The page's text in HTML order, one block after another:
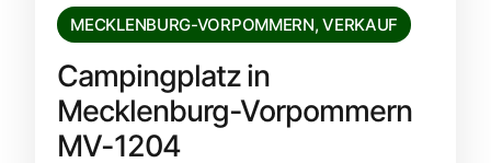
MECKLENBURG-VORPOMMERN,VERKAUF
Campingplatz in
Mecklenburg-Vorpommern
MV-1204